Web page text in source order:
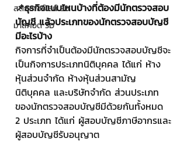
สติกเกอร์ไลน์ 3D
มาสคอต 3D
📌ธุรกิจแบบไหนบ้างที่ต้องมีนักตรวจสอบ
บัญชี แล้วประเภทของนักตรวจสอบบัญชี
มีอะไรบ้าง
กิจการที่จำเป็นต้องมีนักตรวจสอบบัญชีจะ
เป็นกิจการประเภทนิติบุคคล ได้แก่ ห้าง
หุ้นส่วนจำกัด ห้างหุ้นส่วนสามัญ
นิติบุคคล และบริษัทจำกัด ส่วนประเภท
ของนักตรวจสอบบัญชีมีด้วยกันทั้งหมด
2 ประเภท ได้แก่ ผู้สอบบัญชีภาษีอากรและ
ผู้สอบบัญชีรับอนุญาต